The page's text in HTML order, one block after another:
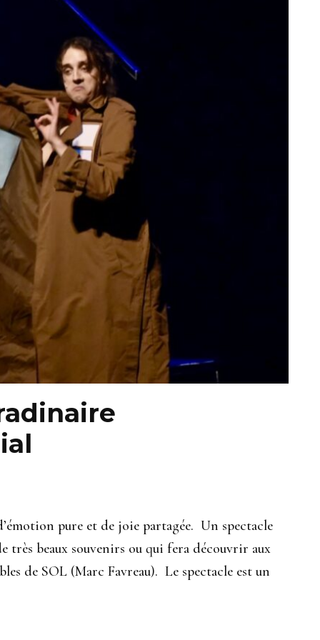
pure et de joie partagée. Un spectacle
très beaux souvenirs ou qui fera découvrir aux
de SOL (Marc Favreau). Le spectacle est un